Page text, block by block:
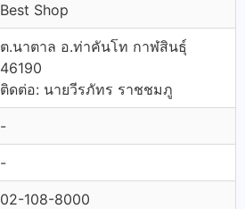
Best Shop
ต.นาตาล อ.ท่าคันโท กาฬสินธุ์
46190
ติดต่อ: นายวีรภัทร ราชชมภู
-
-
02-108-8000